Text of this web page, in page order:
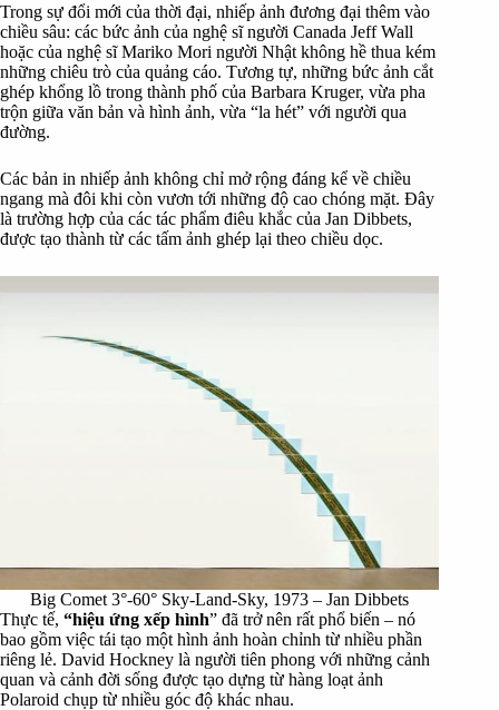
Trong sự đổi mới của thời đại, nhiếp ảnh đương đại thêm vào
chiều sâu: các bức ảnh của nghệ sĩ người Canada Jeff Wall
hoặc của nghệ sĩ Mariko Mori người Nhật không hề thua kém
những chiêu trò của quảng cáo. Tương tự, những bức ảnh cắt
ghép khổng lồ trong thành phố của Barbara Kruger, vừa pha
trộn giữa văn bản và hình ảnh, vừa “la hét” với người qua
đường.
Các bản in nhiếp ảnh không chỉ mở rộng đáng kể về chiều
ngang mà đôi khi còn vươn tới những độ cao chóng mặt. Đây
là trường hợp của các tác phẩm điêu khắc của Jan Dibbets,
được tạo thành từ các tấm ảnh ghép lại theo chiều dọc.
Big Comet 3°-60° Sky-Land-Sky, 1973 – Jan Dibbets
Thực tế, “hiệu ứng xếp hình” đã trở nên rất phổ biến – nó
bao gồm việc tái tạo một hình ảnh hoàn chỉnh từ nhiều phần
riêng lẻ. David Hockney là người tiên phong với những cảnh
quan và cảnh đời sống được tạo dựng từ hàng loạt ảnh
Polaroid chụp từ nhiều góc độ khác nhau.